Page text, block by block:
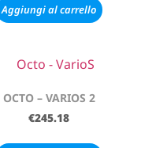
Aggiungi al carrello
OCTO – VARIOS 2
€245.18